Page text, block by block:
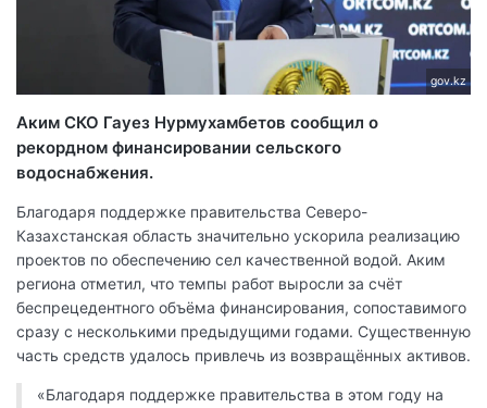
gov.kz
Аким СКО Гауез Нурмухамбетов сообщил о
рекордном финансировании сельского
водоснабжения.
Благодаря поддержке правительства Северо-
Казахстанская область значительно ускорила реализацию
проектов по обеспечению сел качественной водой. Аким
региона отметил, что темпы работ выросли за счёт
беспрецедентного объёма финансирования, сопоставимого
сразу с несколькими предыдущими годами. Существенную
часть средств удалось привлечь из возвращённых активов.
«Благодаря поддержке правительства в этом году на